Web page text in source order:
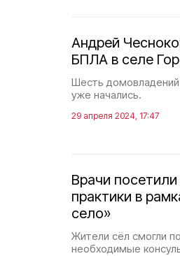
Андрей
БПЛА в селе
Шесть
уже начались.
29 апреля 2024, 17:47
Врачи
практики в
село»
Жители сёл смогли
необходимые